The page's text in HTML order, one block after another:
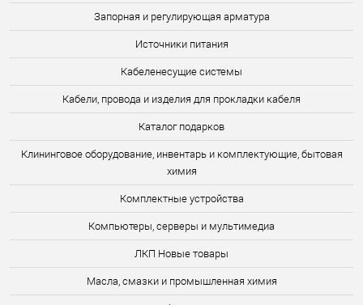
Запорная и регулирующая арматура
Источники питания
Кабеленесущие системы
Кабели, провода и изделия для прокладки кабеля
Каталог подарков
Клининговое оборудование, инвентарь и комплектующие, бытовая
химия
Комплектные устройства
Компьютеры, серверы и мультимедиа
ЛКП Новые товары
Масла, смазки и промышленная химия